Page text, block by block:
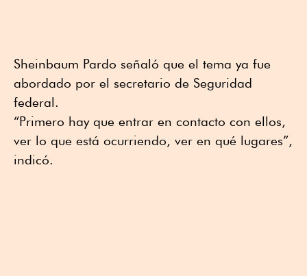
Sheinbaum Pardo señaló que el tema ya fue
abordado por el secretario de Seguridad
federal.
“Primero hay que entrar en contacto con ellos,
ver lo que está ocurriendo, ver en qué lugares”,
indicó.